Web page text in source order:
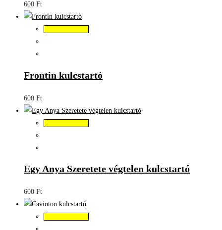
600 Ft
Frontin kulcstartó
600 Ft
Egy Anya Szeretete végtelen kulcstartó
600 Ft